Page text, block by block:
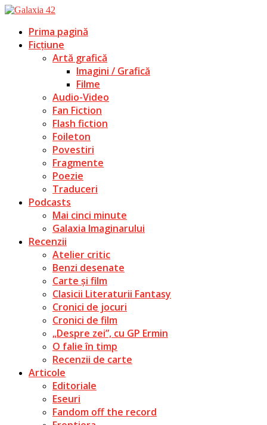
Prima pagină
Ficțiune
Artă grafică
Imagini / Grafică
Filme
Audio-Video
Fan Fiction
Flash fiction
Foileton
Povestiri
Fragmente
Poezie
Traduceri
Podcasts
Mai cinci minute
Galaxia Imaginarului
Recenzii
Atelier critic
Benzi desenate
Carte și film
Clasicii Literaturii Fantasy
Cronici de jocuri
Cronici de film
„Despre zei”, cu GP Ermin
O falie în timp
Recenzii de carte
Articole
Editoriale
Eseuri
Fandom off the record